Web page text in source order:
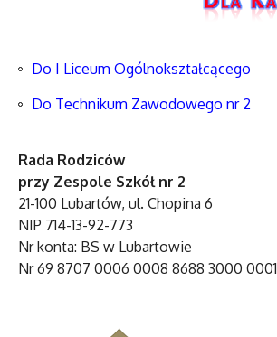
Do I Liceum Ogólnokształcącego
Do Technikum Zawodowego nr 2
Rada Rodziców
przy Zespole Szkół nr 2
21-100 Lubartów, ul. Chopina 6
NIP 714-13-92-773
Nr konta: BS w Lubartowie
Nr 69 8707 0006 0008 8688 3000 0001